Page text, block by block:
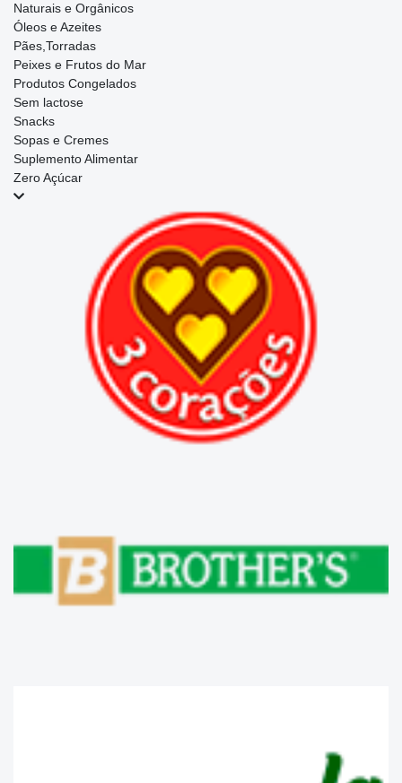
Naturais e Orgânicos
Óleos e Azeites
Pães,Torradas
Peixes e Frutos do Mar
Produtos Congelados
Sem lactose
Snacks
Sopas e Cremes
Suplemento Alimentar
Zero Açúcar